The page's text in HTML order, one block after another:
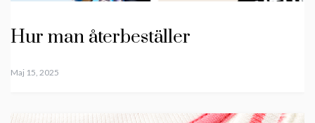
Hur man återbeställer
Maj 15, 2025